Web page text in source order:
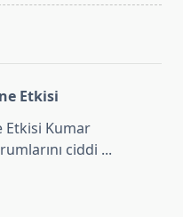
Etkisi
Etkisi Kumar
ciddi ...